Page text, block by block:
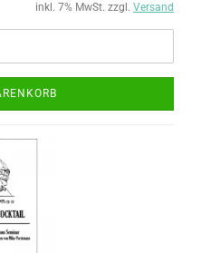
inkl. 7% MwSt. zzgl. Versand